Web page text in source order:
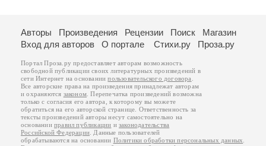
Авторы Произведения Рецензии Поиск
Магазин
Вход для авторов
О портале Стихи.ру Проза.ру
Портал Проза.ру предоставляет авторам возможность
свободной публикации своих литературных произведений в
сети Интернет на основаниипользовательского договора
Все авторские права на произведения принадлежат авторам
и охраняются законом . Перепечатка произведений возможна
только с согласия его автора, к которому вы можете
обратиться на его авторской странице. Ответственность за
тексты произведений авторы несут самостоятельно на
основанииправил публикации изаконодательства
Российской Федерации . Данные пользователей
обрабатываются на основании Политики обработки персональных данных